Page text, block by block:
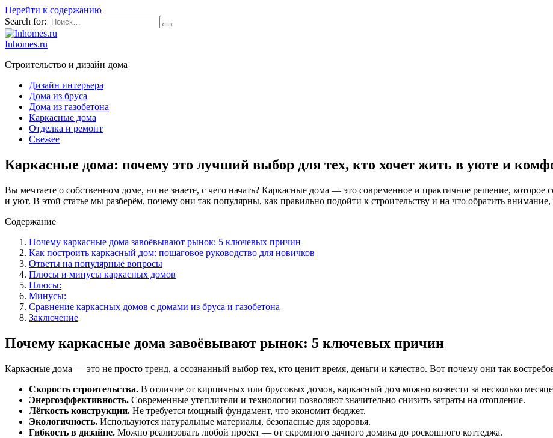
Перейти к содержанию
Search for:
Inhomes.ru
Строительство и дизайн дома
Дизайн интерьера
Дома из бруса
Дома из газобетона
Каркасные дома
Отделка и ремонт
Свежее
Каркасные дома: почему это лучший выбор для тех, кто хочет жить в уюте и
Вы мечтаете о собственном доме, но не знаете, с чего начать? Каркасные дома — это современное и практичное решение, которое
и уют. В этой статье мы разберём, почему они так популярны, как правильно подойти к строительству и на что обратить
Содержание
Почему каркасные дома завоёвывают рынок: 5 ключевых причин
Как построить каркасный дом: пошаговое руководство для новичков
Ответы на популярные вопросы
Плюсы и минусы каркасных домов
Плюсы:
Минусы:
Сравнение каркасных домов с домами из бруса и газобетона
Заключение
Почему каркасные дома завоёвывают рынок: 5 ключевых причин
Каркасные дома — это не просто тренд, а осознанный выбор тех, кто ценит время, деньги и качество. Вот почему они так
Скорость строительства. В отличие от кирпичных или брусовых домов, каркасный дом можно возвести за несколько
Энергоэффективность. Современные утеплители и технологии позволяют значительно снизить затраты на отопление.
Лёгкость конструкции. Не требуется мощный фундамент, что экономит бюджет.
Экологичность. Используются натуральные материалы, безопасные для здоровья.
Гибкость в дизайне. Можно реализовать любой проект — от скромного дачного домика до роскошного коттеджа.